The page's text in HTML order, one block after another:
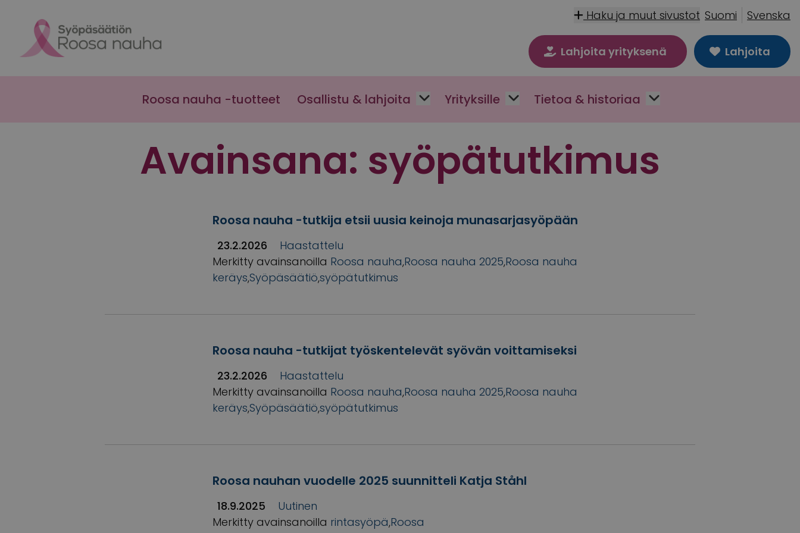
Haku ja muut sivustot Suomi Svenska
Lahjoita yrityksenä Lahjoita
Roosa nauha -tuotteet Osallistu & lahjoita Yrityksille Tietoa & historiaa
Avainsana: syöpätutkimus
Roosa nauha -tutkija etsii uusia keinoja munasarjasyöpään
23.2.2026
Haastattelu
Merkitty avainsanoilla Roosa nauha,Roosa nauha 2025,Roosa nauha
keräys,Syöpäsäätiö,syöpätutkimus
Roosa nauha -tutkijat työskentelevät syövän voittamiseksi
23.2.2026
Haastattelu
Merkitty avainsanoilla Roosa nauha,Roosa nauha 2025,Roosa nauha
keräys,Syöpäsäätiö,syöpätutkimus
Roosa nauhan vuodelle 2025 suunnitteli Katja Ståhl
18.9.2025
Uutinen
Merkitty avainsanoilla rintasyöpä,Roosa